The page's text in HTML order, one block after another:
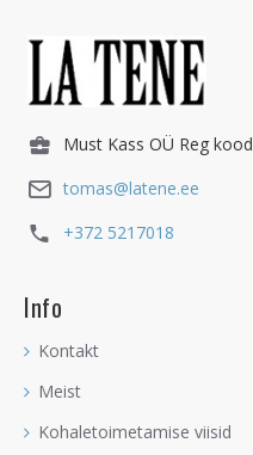
Must Kass OÜ Reg
tomas@latene.ee
+372 5217018
Info
Kontakt
Meist
Kohaletoimetamise viisid